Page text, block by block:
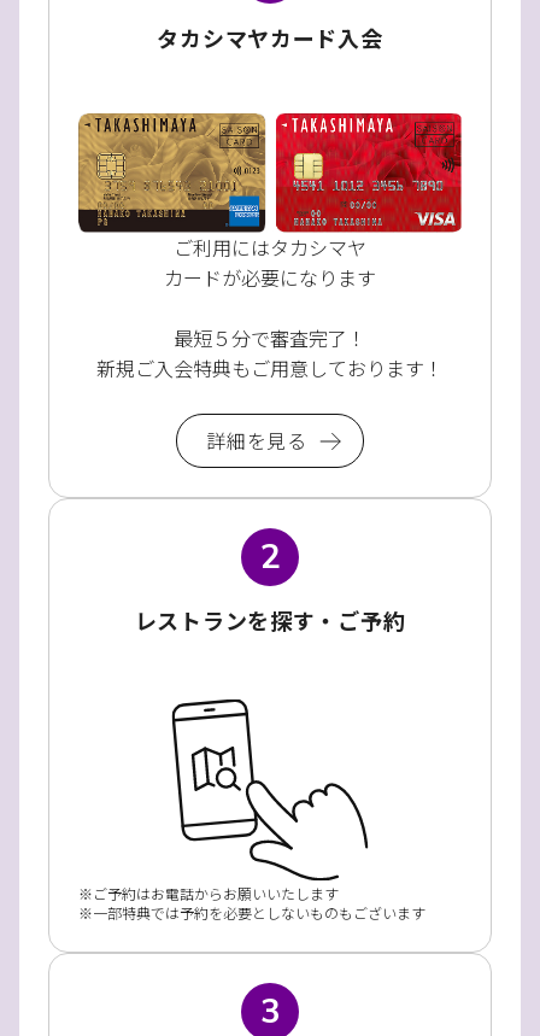
タカシマヤカード入会
ご利用にはタカシマヤ
カードが必要になります
最短５分で審査完了！
新規ご入会特典もご用意しております！
詳細を見る
2
レストランを探す・ご予約
ご予約はお電話からお願いいたします
一部特典では予約を必要としないものもございます
3